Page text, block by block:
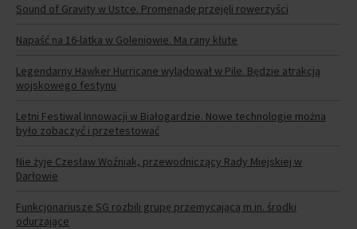
Sound of Gravity w Ustce. Promenadę przejęli rowerzyści
Napaść na 16-latka w Goleniowie. Ma rany kłute
Legendarny Hawker Hurricane wylądował w Pile. Będzie atrakcją
wojskowego festynu
Letni Festiwal Innowacji w Białogardzie. Nowe technologie można
było zobaczyć i przetestować
Nie żyje Czesław Woźniak, przewodniczący Rady Miejskiej w
Darłowie
Funkcjonariusze SG rozbili grupę przemycającą m.in. środki
odurzające